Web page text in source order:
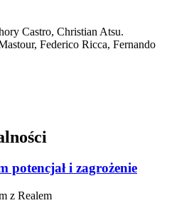
Castro, Christian Atsu.
Federico Ricca, Fernando
potencjał i zagrożenie
z Realem